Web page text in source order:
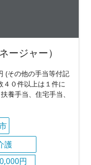
ージャー）
(その他の手当等付記
４０件以上は１件に
養手当、住宅手当、
護
円